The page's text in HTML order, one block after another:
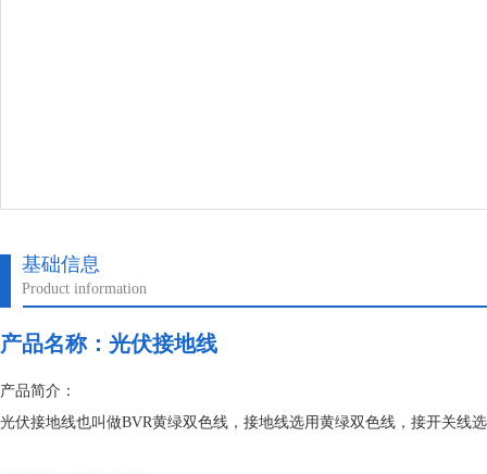
基础信息
Product information
产品名称： 光伏接地线
产品简介：
光伏接地线也叫做BVR黄绿双色线，接地线选用黄绿双色线，接开关线